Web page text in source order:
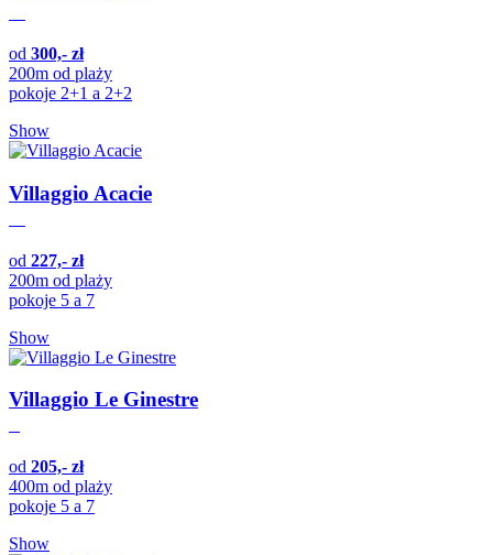
od 300,- zł
200m od plaży
pokoje 2+1 a 2+2
Show
Villaggio Acacie
od 227,- zł
200m od plaży
pokoje 5 a 7
Show
Villaggio Le Ginestre
od 205,- zł
400m od plaży
pokoje 5 a 7
Show